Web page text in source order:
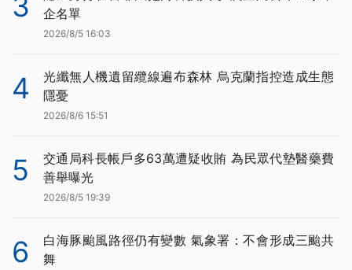
企名單
2026/8/5 16:03
4
光纖無人機遺留纜線遍布森林 烏克蘭指控造成生態
隱憂
2026/8/6 15:51
5
交通局科長帳戶多63萬遭疑收賄 為民眾代墊醫藥費
善舉曝光
2026/8/5 19:39
6
白海豚颱風路徑仍有變數 氣象署：不會形成三颱共
舞